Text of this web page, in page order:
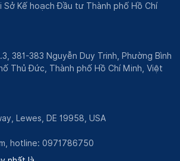
Kế hoạch Đầu tư Thành phố Hồ Chí
381-383 Nguyễn Duy Trinh, Phường Bình
Thủ Đức, Thành phố Hồ Chí Minh, Việt
Lewes, DE 19958, USA
, hotline: 0971786750